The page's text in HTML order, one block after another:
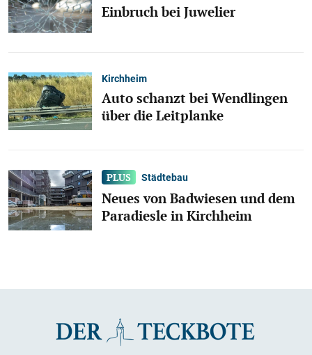
Einbruch bei Juwelier
Kirchheim
Auto schanzt bei Wendlingen
über die Leitplanke
Städtebau
Neues von Badwiesen und dem
Paradiesle in Kirchheim